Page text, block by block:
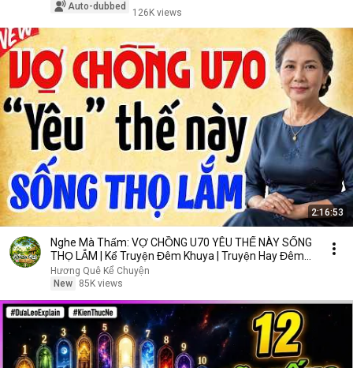
Auto-dubbed
126K views
2:16:53
Nghe Mà Thấm: VỢ CHỒNG U70 YÊU THẾ NÀY SỐNG
THỌ LẮM | Kể Truyện Đêm Khuya | Truyện Hay Đêm
Khuya
Hương Quê Kể Chuyện
New
85K views